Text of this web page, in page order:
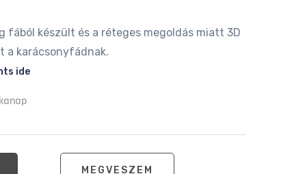
fából készült és a réteges megoldás miatt 3D
a karácsonyfádnak.
ide
MEGVESZEM